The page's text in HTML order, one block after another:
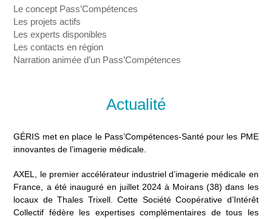
Le concept Pass’Compétences
Les projets actifs
Les experts disponibles
Les contacts en région
Narration animée d’un Pass’Compétences
Actualité
GÉRIS met en place le Pass’Compétences-Santé pour les PME
innovantes de l’imagerie médicale.
AXEL, le premier accélérateur industriel d’imagerie médicale en
France, a été inauguré en juillet 2024 à Moirans (38) dans les
locaux de Thales Trixell. Cette Société Coopérative d’Intérêt
Collectif fédère les expertises complémentaires de tous les